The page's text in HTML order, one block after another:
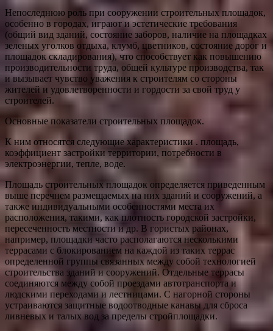
Непоследнюю роль при сооружении строительных площадок,
особенно в городах, играют и эстетические требования
(общий вид зданий, состояние заборов, наличие на площадках
зеленых уголков отдыха, клумб, цветников, состояние дорог и
площадок складирования), что способствует как повышению
производительности труда, общей культуре производства, так
и вызывает чувство уважения к строителям со стороны
жителей и удовлетворенности и гордости за свой труд у
строителей.
Основные показатели строительных площадок.
К ним относятся следующие характеристики . площадь,
коэффициент застройки территории, потребности в
электроэнергии, тепле, воде.
Площадь строительных площадок определяется приведенным
выше перечнем размещаемых на них зданий и сооружений, а
также индивидуальными особенностями места их
расположения, такими, как плотность городской застройки,
пересеченность местности и др. В гористых районах,
например, площадки часто располагаются несколькими
террасами с блокированием на каждой из таких террас
определенной группы связанных между собой технологией
строительства зданий и сооружений. Отдельные террасы
соединяются между собой проездами автотранспорта и
людскими переходами и лестницами. С нагорной стороны
устраиваются защитные водоотводные канавы для сброса
ливневых и талых вод за пределы стройплощадки.